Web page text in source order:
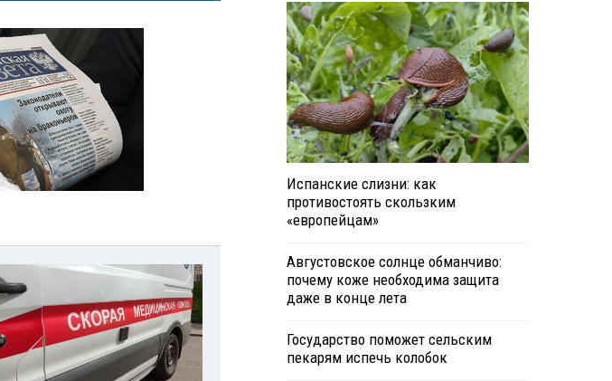
Испанские слизни: как
противостоять скользким
«европейцам»
Августовское солнце обманчиво:
почему коже необходима защита
даже в конце лета
Государство поможет сельским
пекарям испечь колобок